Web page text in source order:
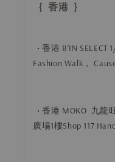
{ 香港 }
•香港 B'IN SELECT
Fashion Walk，
•香港 MOKO 九龍
廣場1樓Shop 117